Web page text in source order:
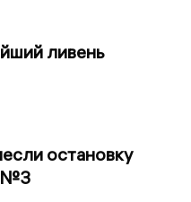
ливень
остановку
№3